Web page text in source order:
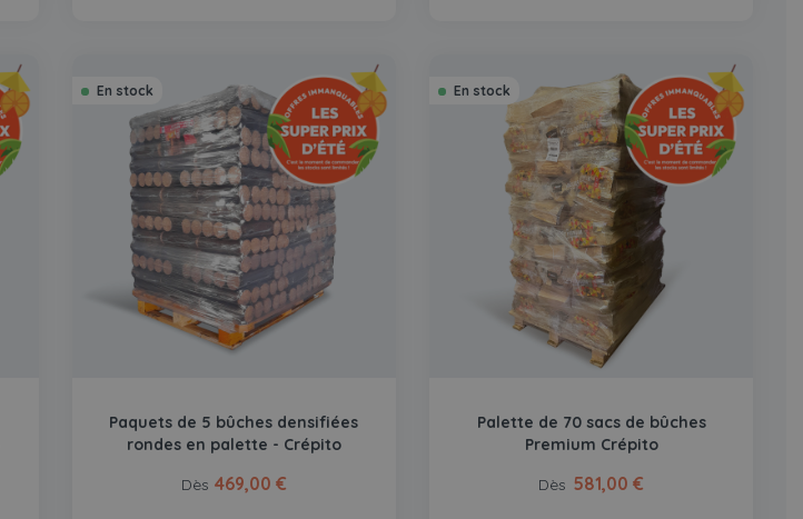
En stock
Paquets de 5 bûches densifiées
rondes en palette - Crépito
Dès 469,00 €
En stock
Palette de 70 sacs de bûches
Premium Crépito
Dès 581,00 €